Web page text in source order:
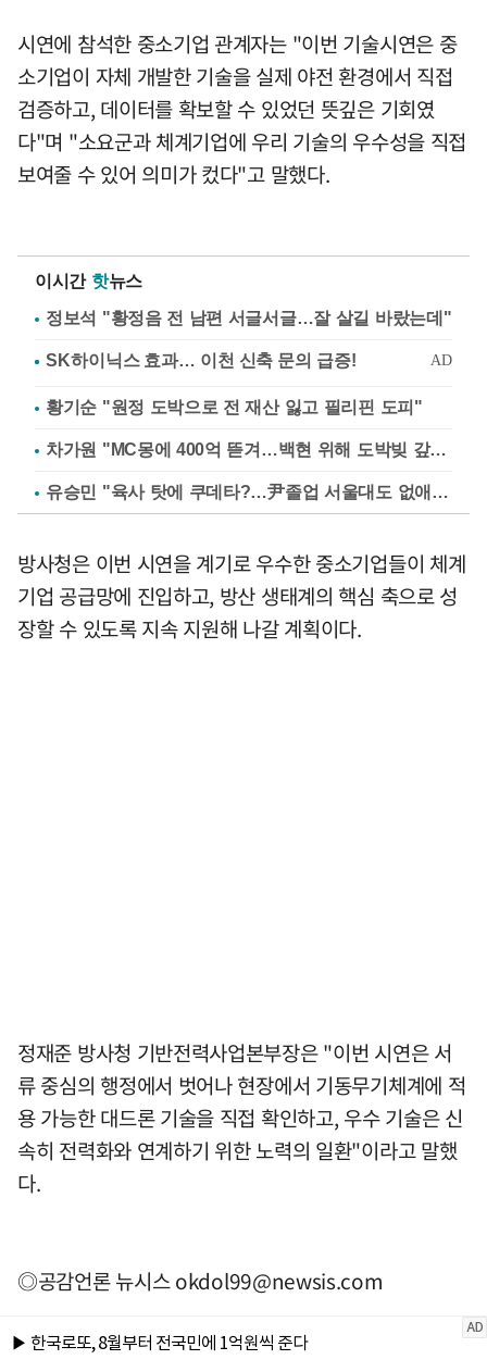
시연에 참석한 중소기업 관계자는 "이번 기술시연은 중
소기업이 자체 개발한 기술을 실제 야전 환경에서 직접
검증하고, 데이터를 확보할 수 있었던 뜻깊은 기회였
다"며 "소요군과 체계기업에 우리 기술의 우수성을 직접
보여줄 수 있어 의미가 컸다"고 말했다.
이시간 핫뉴스
정보석 "황정음 전 남편 서글서글…잘 살길 바랐는데"
황기순 "원정 도박으로 전 재산 잃고 필리핀 도피"
차가원 "MC몽에 400억 뜯겨…백현 위해 도박빚 갚아줘"
유승민 "육사 탓에 쿠데타?…尹졸업 서울대도 없애나"
방사청은 이번 시연을 계기로 우수한 중소기업들이 체계
기업 공급망에 진입하고, 방산 생태계의 핵심 축으로 성
장할 수 있도록 지속 지원해 나갈 계획이다.
정재준 방사청 기반전력사업본부장은 "이번 시연은 서
류 중심의 행정에서 벗어나 현장에서 기동무기체계에 적
용 가능한 대드론 기술을 직접 확인하고, 우수 기술은 신
속히 전력화와 연계하기 위한 노력의 일환"이라고 말했
다.
◎공감언론 뉴시스okdol99@newsis.com